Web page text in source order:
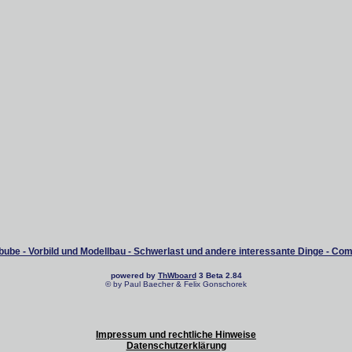
- Vorbild und Modellbau - Schwerlast und andere interessante Dinge -
powered by ThWboard3 Beta 2.84
© by Paul Baecher & Felix Gonschorek
Impressum und rechtliche Hinweise
Datenschutzerklärung